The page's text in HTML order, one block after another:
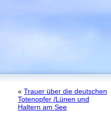
« Trauer über die deutschen
Totenopfer /Lünen und
Haltern am See